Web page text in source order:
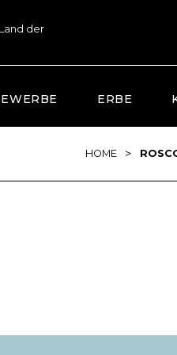
der
ERBE
HOME >